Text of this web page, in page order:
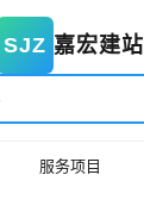
SJZ 嘉宏建站
服务项目